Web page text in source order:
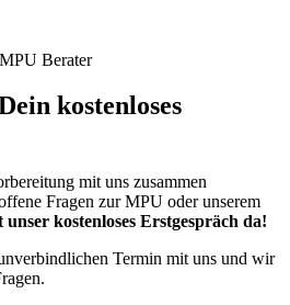
MPU Berater
kostenloses
mit uns zusammen
Fragen zur MPU oder unserem
kostenloses Erstgespräch da!
Termin mit uns und wir